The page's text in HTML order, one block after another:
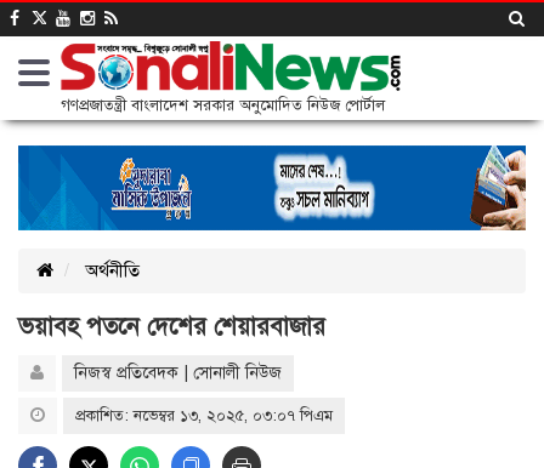
গণপ্রজাতন্ত্রী বাংলাদেশ সরকার অনুমোদিত নিউজ পোর্টাল
অর্থনীতি
ভয়াবহ পতনে দেশের শেয়ারবাজার
নিজস্ব প্রতিবেদক | সোনালী নিউজ
প্রকাশিত: নভেম্বর ১৩, ২০২৫, ০৩:০৭ পিএম